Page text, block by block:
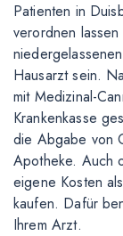
Patienten in
verordnen
Hausarzt sein.
mit Medizinal-
Krankenkasse
die Abgabe von
Apotheke. Auch
eigene Kosten
kaufen. Dafür
Ihrem Arzt.